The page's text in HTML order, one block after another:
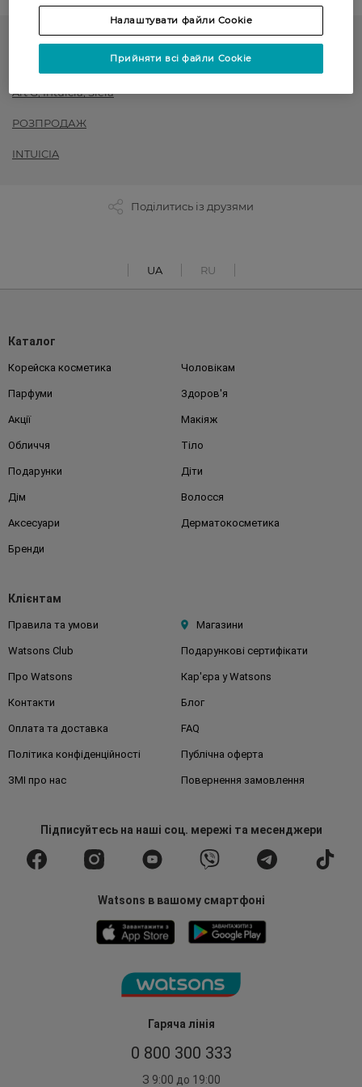
Жіночі колготки
до -50% на обраний асортимент товарів ТМ Women`s code,
Art G, Intuicia, Siela
РОЗПРОДАЖ
INTUICIA
Поділитись із друзями
UA RU
Гаряча лінія
0 800 300 333
З 9:00 до 19:00
Каталог
Корейска косметика Чоловікам
Парфуми Здоров'я
Акції Макіяж
Обличчя Тіло
Подарунки Діти
Дім Волосся
Аксесуари Дерматокосметика
Бренди
Клієнтам
Правила та умови Магазини
Watsons Club Подарункові сертифікати
Про Watsons Кар'єра у Watsons
Контакти Блог
Оплата та доставка FAQ
Політика конфіденційності Публічна оферта
ЗМІ про нас Повернення замовлення
Підписуйтесьна наші соц. мережі та месенджери
Watsons в вашому смартфоні
Налаштувати файли Cookie
Прийняти всі файли Cookie